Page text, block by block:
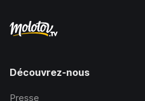
Découvrez-nous
Presse